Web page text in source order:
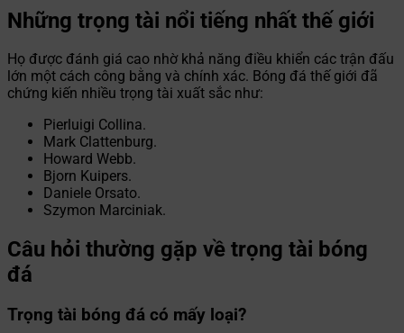
Những trọng tài nổi tiếng nhất thế giới
Họ được đánh giá cao nhờ khả năng điều khiển các trận đấu
lớn một cách công bằng và chính xác. Bóng đá thế giới đã
chứng kiến nhiều trọng tài xuất sắc như:
Pierluigi Collina.
Mark Clattenburg.
Howard Webb.
Bjorn Kuipers.
Daniele Orsato.
Szymon Marciniak.
Câu hỏi thường gặp về trọng tài bóng
đá
Trọng tài bóng đá có mấy loại?